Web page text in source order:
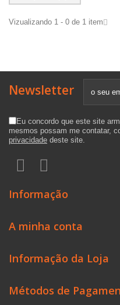
Vizualizando 1 - 0 de 1 item
Newsletter
Eu concordo que este site
mesmos possam me contatar,
privacidade deste site.
Informação
A minha conta
Informação da Loja
Métodos de